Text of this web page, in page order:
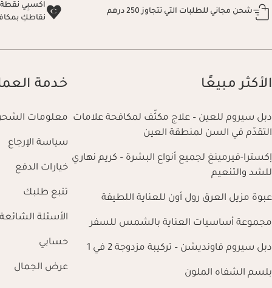
شحن مجاني للطلبات التي تتجاوز 250 درهم
نقاطكِ
الأكثر مبيعًا
دبل سيروم للعين – علاج مكثّف لمكافحة علامات
التقدّم في السن لمنطقة العين
إكسترا-فيرمينغ لجميع أنواع البشرة – كريم نهاري
للشد والتنعيم
عبوة مزيل العرق رول أون للعناية اللطيفة
مجموعة أساسيات العناية بالشمس للسفر
دبل سيروم فاونديشن – تركيبة مزدوجة 2 في 1
بلسم الشفاه الملون
خدمة
معلومات
سياسة الإرجاع
خيارات الدفع
تتبع طلبك
الأسئلة الشائعة
حسابي
عرض الجمال